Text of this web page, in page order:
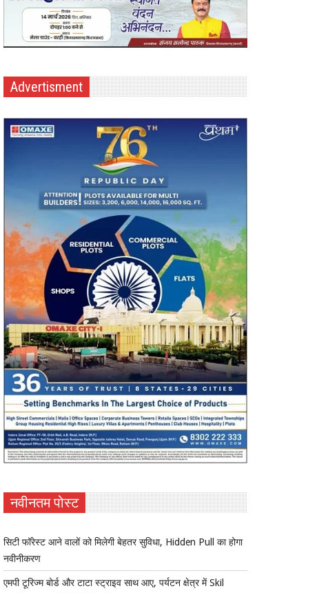
Advertisment
नवीनतम पोस्ट
सिटी फॉरेस्ट आने वालों को मिलेगी बेहतर सुविधा, Hidden Pull का होगा
नवीनीकरण
एमपी टूरिज्म बोर्ड और टाटा स्ट्राइव साथ आए, पर्यटन क्षेत्र में Skil